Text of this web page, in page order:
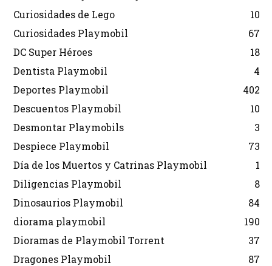
Curiosidades de Lego
10
Curiosidades Playmobil
67
DC Super Héroes
18
Dentista Playmobil
4
Deportes Playmobil
402
Descuentos Playmobil
10
Desmontar Playmobils
3
Despiece Playmobil
73
Día de los Muertos y Catrinas Playmobil
1
Diligencias Playmobil
8
Dinosaurios Playmobil
84
diorama playmobil
190
Dioramas de Playmobil Torrent
37
Dragones Playmobil
87